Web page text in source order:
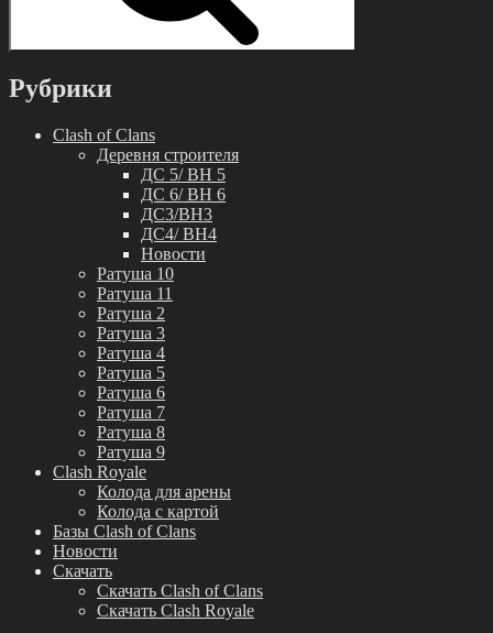
Рубрики
Clash of Clans
Деревня строителя
ДС 5/ BH 5
ДС 6/ BH 6
ДС3/BH3
ДС4/ BH4
Новости
Ратуша 10
Ратуша 11
Ратуша 2
Ратуша 3
Ратуша 4
Ратуша 5
Ратуша 6
Ратуша 7
Ратуша 8
Ратуша 9
Clash Royale
Колода для арены
Колода с картой
Базы Clash of Clans
Новости
Скачать
Скачать Clash of Clans
Скачать Clash Royale